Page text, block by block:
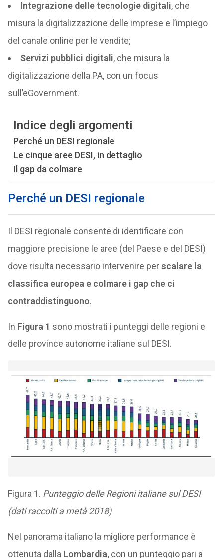
Integrazione delle tecnologie digitali, che
misura la digitalizzazione delle imprese e l’impiego
del canale online per le vendite;
Servizi pubblici digitali, che misura la
digitalizzazione della PA, con un focus
sull’eGovernment.
Indice degli argomenti
Perché un DESI regionale
Le cinque aree DESI, in dettaglio
Il gap da colmare
Perché un DESI regionale
Il DESI regionale consente di identificare con
maggiore precisione le aree (del Paese e del DESI)
dove risulta necessario intervenire perscalare la
classifica europea e colmare i gap che ci
contraddistinguono.
In Figura 1 sono mostrati i punteggi delle regioni e
delle province autonome italiane sul DESI.
Figura 1. Punteggio delle Regioni italiane sul DESI
(dati raccolti a metà 2018)
Nel panorama italiano la migliore performance è
ottenuta dalla Lombardia,con un punteggio pari a